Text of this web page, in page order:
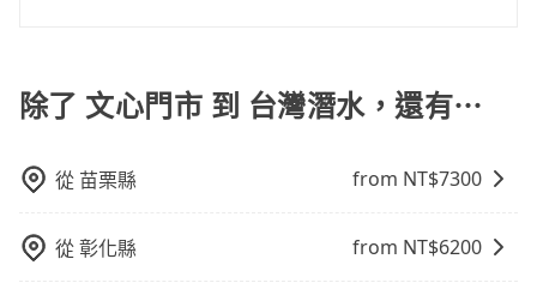
協助回覆，並確認是否能夠提供所需的服務。
除了 文心門市 到 台灣潛水，還有⋯
從 苗栗縣 from NT$7300
從彰化縣 from NT$6200